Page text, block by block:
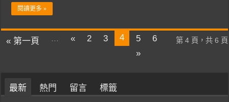
閱讀更多 »
第 4 頁，共 6 頁
« 第一頁 ... « 2 3 4 5
6
»
最新 熱門 留言 標籤